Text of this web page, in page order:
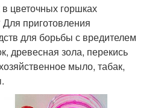
цветочных горшках
приготовления
для борьбы с вредителем
древесная зола, перекись
мыло, табак,